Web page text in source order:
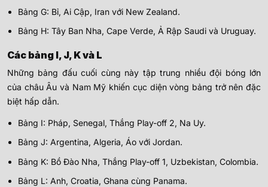
Bảng G: Bỉ, Ai Cập, Iran với New Zealand.
Bảng H: Tây Ban Nha, Cape Verde, Ả Rập Saudi và Uruguay.
Các bảng I, J, K và L
Những bảng đấu cuối cùng này tập trung nhiều đội bóng lớn
của châu Âu và Nam Mỹ khiến cục diện vòng bảng trở nên đặc
biệt hấp dẫn.
Bảng I: Pháp, Senegal, Thắng Play-off 2, Na Uy.
Bảng J: Argentina, Algeria, Áo với Jordan.
Bảng K: Bồ Đào Nha, Thắng Play-off 1, Uzbekistan, Colombia.
Bảng L: Anh, Croatia, Ghana cùng Panama.